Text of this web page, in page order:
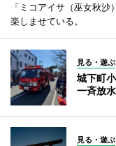
「ミコアイサ（巫女秋
楽しませている。
見る・遊ぶ
城下町
一斉放
見る・遊ぶ